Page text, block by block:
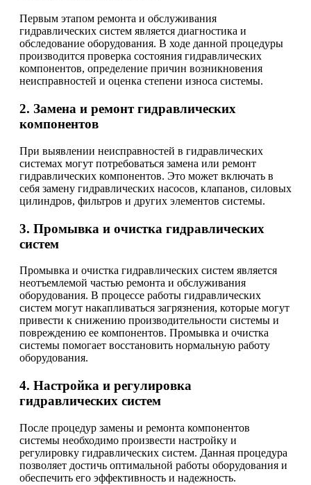
Первым этапом ремонта и обслуживания
гидравлических систем является диагностика и
обследование оборудования. В ходе данной процедуры
производится проверка состояния гидравлических
компонентов, определение причин возникновения
неисправностей и оценка степени износа системы.
2. Замена и ремонт гидравлических
компонентов
При выявлении неисправностей в гидравлических
системах могут потребоваться замена или ремонт
гидравлических компонентов. Это может включать в
себя замену гидравлических насосов, клапанов, силовых
цилиндров, фильтров и других элементов системы.
3. Промывка и очистка гидравлических
систем
Промывка и очистка гидравлических систем является
неотъемлемой частью ремонта и обслуживания
оборудования. В процессе работы гидравлических
систем могут накапливаться загрязнения, которые могут
привести к снижению производительности системы и
повреждению ее компонентов. Промывка и очистка
системы помогает восстановить нормальную работу
оборудования.
4. Настройка и регулировка
гидравлических систем
После процедур замены и ремонта компонентов
системы необходимо произвести настройку и
регулировку гидравлических систем. Данная процедура
позволяет достичь оптимальной работы оборудования и
обеспечить его эффективность и надежность.